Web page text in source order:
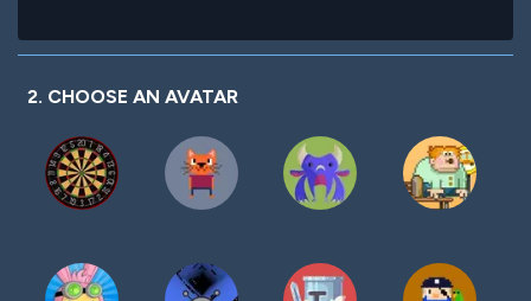
2. CHOOSE AN AVATAR